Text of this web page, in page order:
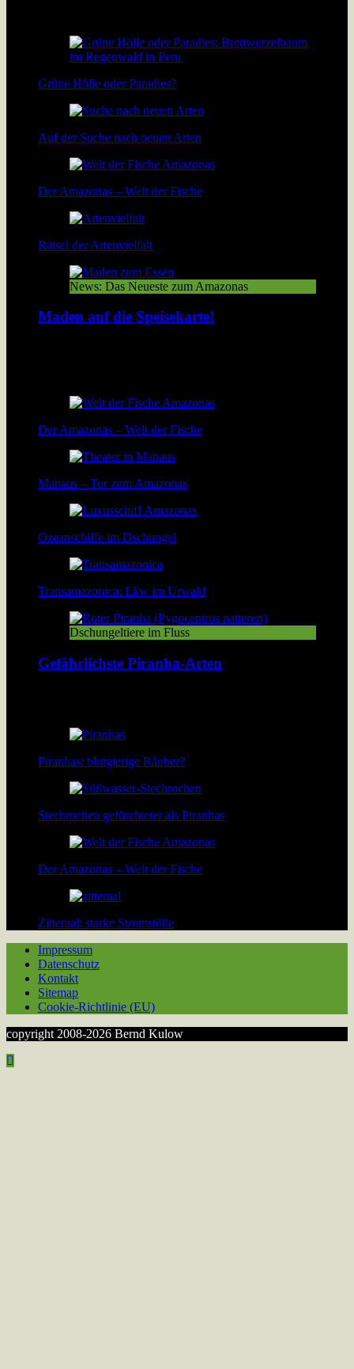
Grüne Hölle oder Paradies?
Auf der Suche nach neuen Arten
Der Amazonas – Welt der Fische
Rätsel der Artenvielfalt
News: Das Neueste zum Amazonas
Maden auf die Speisekarte!
Der Amazonas – Welt der Fische
Manaus – Tor zum Amazonas
Ozeanschiffe im Dschungel
Transamazonica: Lkw im Urwald
Dschungeltiere im Fluss
Gefährlichste Piranha-Arten
Piranhas: blutgierige Räuber?
Stechrochen gefürchteter als Piranhas
Der Amazonas – Welt der Fische
Zitteraal: starke Stromstöße
Impressum
Datenschutz
Kontakt
Sitemap
Cookie-Richtlinie (EU)
copyright 2008-2026 Bernd Kulow